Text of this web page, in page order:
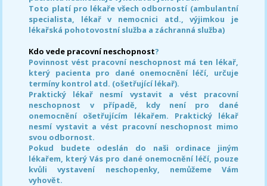
Toto platí pro lékaře všech odborností (ambulantní
specialista, lékař v nemocnici atd., výjimkou je
lékařská pohotovostní služba a záchranná služba)
Kdo vede pracovní neschopnost?
Povinnost vést pracovní neschopnost má ten lékař,
který pacienta pro dané onemocnění léčí, určuje
termíny kontrol atd. (ošetřující lékař).
Praktický lékař nesmí vystavit a vést pracovní
neschopnost v případě, kdy není pro dané
onemocnění ošetřujícím lékařem. Praktický lékař
nesmí vystavit a vést pracovní neschopnost mimo
svou odbornost.
Pokud budete odeslán do naši ordinace jiným
lékařem, který Vás pro dané onemocnění léčí, pouze
kvůli vystavení neschopenky, nemůžeme Vám
vyhovět.